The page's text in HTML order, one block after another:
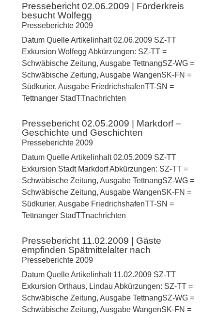
Pressebericht 02.06.2009 | Förderkreis
besucht Wolfegg
Presseberichte 2009
Datum Quelle Artikelinhalt 02.06.2009 SZ-TT
Exkursion Wolfegg Abkürzungen: SZ-TT =
Schwäbische Zeitung, Ausgabe TettnangSZ-WG =
Schwäbische Zeitung, Ausgabe WangenSK-FN =
Südkurier, Ausgabe FriedrichshafenTT-SN =
Tettnanger StadTTnachrichten
Pressebericht 02.05.2009 | Markdorf –
Geschichte und Geschichten
Presseberichte 2009
Datum Quelle Artikelinhalt 02.05.2009 SZ-TT
Exkursion Stadt Markdorf Abkürzungen: SZ-TT =
Schwäbische Zeitung, Ausgabe TettnangSZ-WG =
Schwäbische Zeitung, Ausgabe WangenSK-FN =
Südkurier, Ausgabe FriedrichshafenTT-SN =
Tettnanger StadTTnachrichten
Pressebericht 11.02.2009 | Gäste
empfinden Spätmittelalter nach
Presseberichte 2009
Datum Quelle Artikelinhalt 11.02.2009 SZ-TT
Exkursion Orthaus, Lindau Abkürzungen: SZ-TT =
Schwäbische Zeitung, Ausgabe TettnangSZ-WG =
Schwäbische Zeitung, Ausgabe WangenSK-FN =